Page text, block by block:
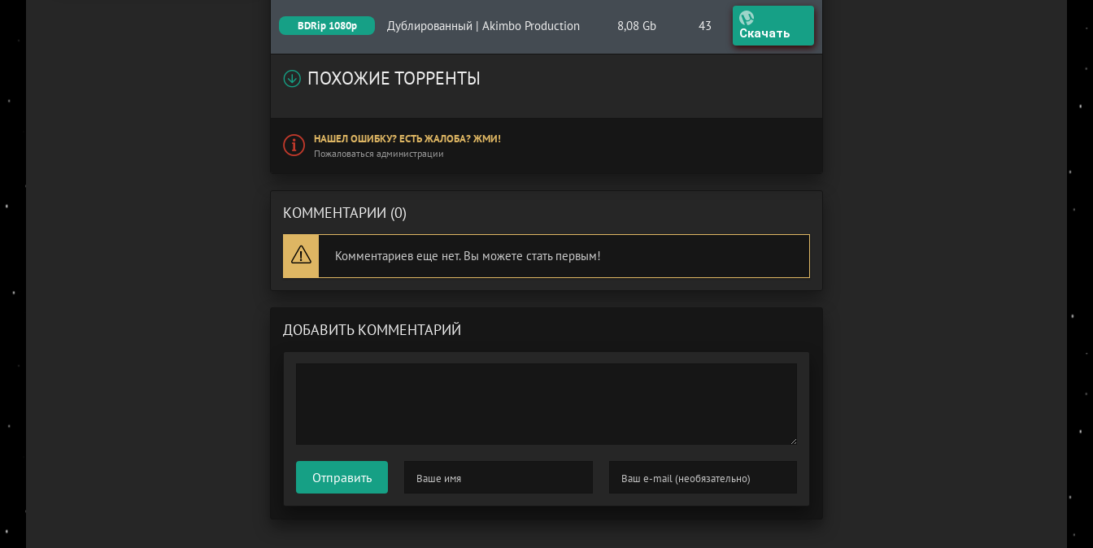
BDRip 1080p Дублированный | Akimbo Production 8,08 Gb 43 Скачать
ПОХОЖИЕ ТОРРЕНТЫ
НАШЕЛ ОШИБКУ? ЕСТЬ ЖАЛОБА? ЖМИ!
Пожаловаться администрации
КОММЕНТАРИИ (0)
Комментариев еще нет. Вы можете стать первым!
ДОБАВИТЬ КОММЕНТАРИЙ
Отправить